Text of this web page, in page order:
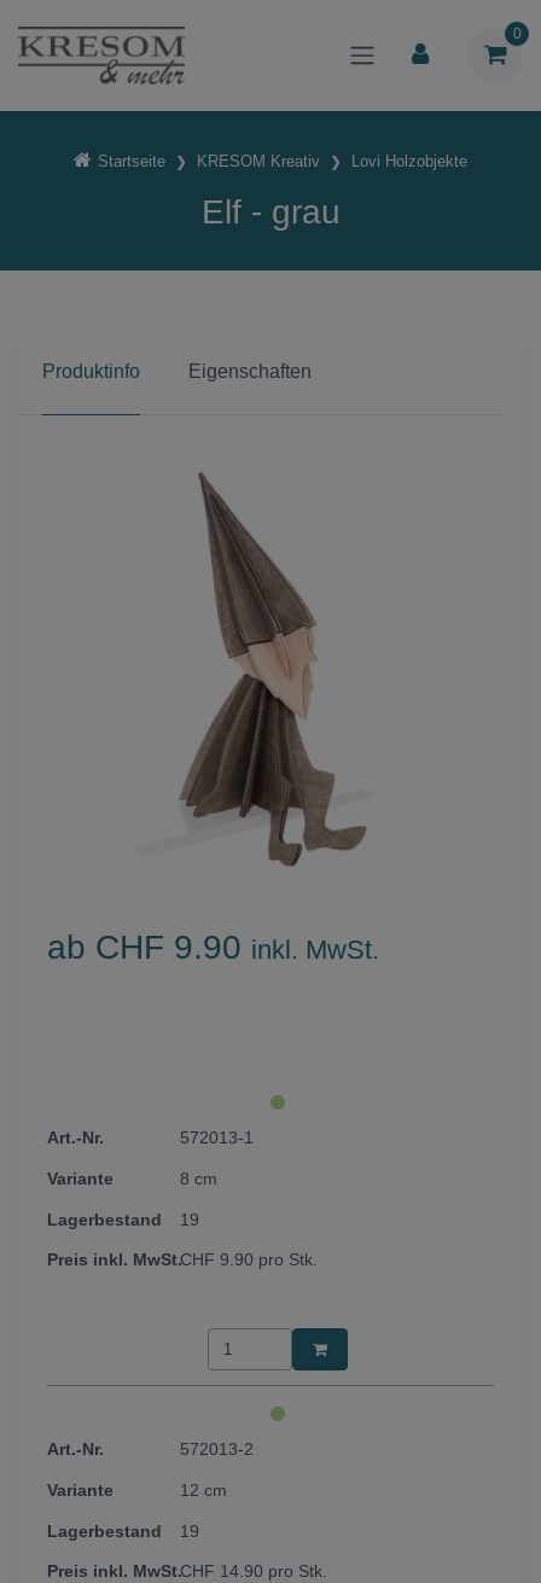
0
Startseite KRESOM Kreativ Lovi Holzobjekte
Elf - grau
Produktinfo Eigenschaften
ab CHF 9.90 inkl. MwSt.
572013-1
8 cm
19
CHF 9.90 pro Stk.
572013-2
12 cm
19
CHF 14.90 pro Stk.